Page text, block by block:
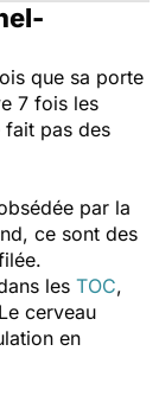
que sa porte
7 fois les
fait pas des
par la
ce sont des
les TOC,
cerveau
en